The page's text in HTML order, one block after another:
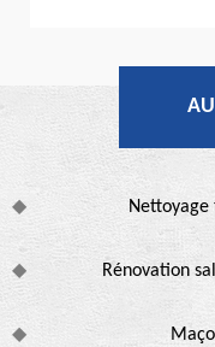
Rénovation